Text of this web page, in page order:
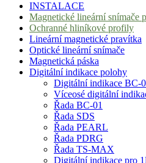
INSTALACE
Magnetické lineární snímače
Ochranné hliníkové profily
Lineární magnetické pravítka
Optické lineární snímače
Magnetická páska
Digitální indikace polohy
Digitální indikace BC-
Víceosé digitální
Řada BC-01
Řada SDS
Řada PEARL
Řada PDRG
Řada TS-MAX
Digitální indikace pro